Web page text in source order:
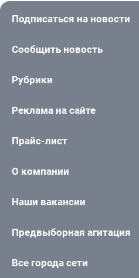
Подписаться на новости
Сообщить новость
Рубрики
Реклама на сайте
Прайс-лист
О компании
Наши вакансии
Предвыборная агитация
Все города сети